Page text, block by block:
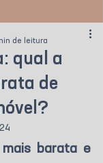
qual a
de
de leitura
barata e